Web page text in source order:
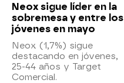
Neox sigue líder en la
sobremesa y entre los
jóvenes en mayo
Neox (1,7%) sigue
destacando en jóvenes,
25-44 años y Target
Comercial.